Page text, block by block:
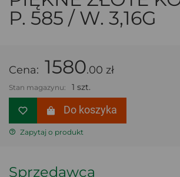
P. 585 / W. 3,16G
Cena: 1580.00 zł
Stan magazynu: 1 szt.
Do koszyka
Zapytaj o produkt
Sprzedawca